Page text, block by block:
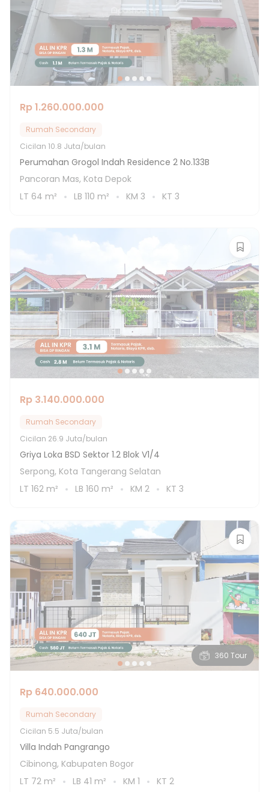
Rp 1.260.000.000
Rumah Secondary
Cicilan 10.8 Juta/bulan
Perumahan Grogol Indah Residence 2 No.133B
Pancoran Mas, Kota Depok
LT 64 m² LB 110 m² KM 3 KT 3
Rp 3.140.000.000
Rumah Secondary
Cicilan 26.9 Juta/bulan
Griya Loka BSD Sektor 1.2 Blok V1/4
Serpong, Kota Tangerang Selatan
LT 162 m² LB 160 m² KM 2 KT 3
360 Tour
Rp 640.000.000
Rumah Secondary
Cicilan 5.5 Juta/bulan
Villa Indah Pangrango
Cibinong, Kabupaten Bogor
LT 72 m² LB 41 m² KM 1 KT 2